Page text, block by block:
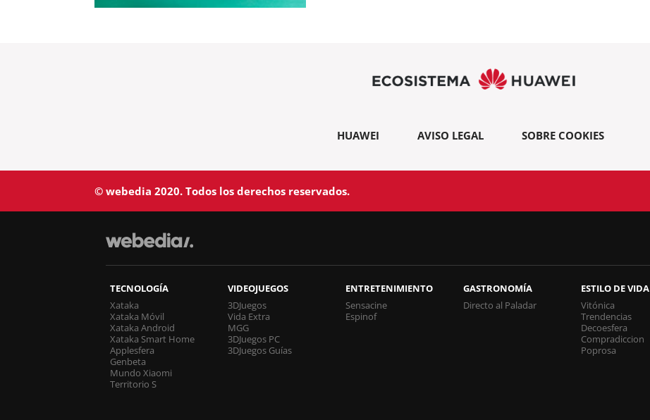
HUAWEI AVISO LEGAL SOBRE COOKIES
© webedia 2020. Todos los derechos reservados.
TECNOLOGÍA
Xataka
Xataka Móvil
Xataka Android
Xataka Smart Home
Applesfera
Genbeta
Mundo Xiaomi
Territorio S
VIDEOJUEGOS
3DJuegos
Vida Extra
MGG
3DJuegos PC
3DJuegos Guías
ENTRETENIMIENTO
Sensacine
Espinof
GASTRONOMÍA
Directo al Paladar
ESTILO DE VIDA
Vitónica
Trendencias
Decoesfera
Compradiccion
Poprosa